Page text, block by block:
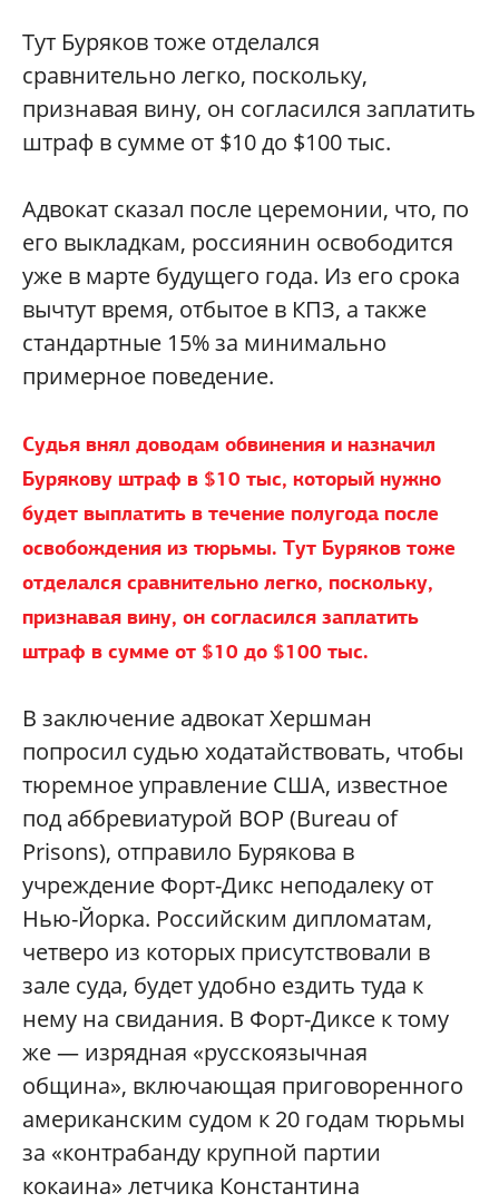
Тут Буряков тоже отделался
сравнительно легко, поскольку,
признавая вину, он согласился заплатить
штраф в сумме от $10 до $100 тыс.
Адвокат сказал после церемонии, что, по
его выкладкам, россиянин освободится
уже в марте будущего года. Из его срока
вычтут время, отбытое в КПЗ, а также
стандартные 15% за минимально
примерное поведение.
Судья внял доводам обвинения и назначил
Бурякову штраф в $10 тыс, который нужно
будет выплатить в течение полугода после
освобождения из тюрьмы. Тут Буряков тоже
отделался сравнительно легко, поскольку,
признавая вину, он согласился заплатить
штраф в сумме от $10 до $100 тыс.
В заключение адвокат Хершман
попросил судью ходатайствовать, чтобы
тюремное управление США, известное
под аббревиатурой ВОР (Bureau of
Prisons), отправило Бурякова в
учреждение Форт-Дикс неподалеку от
Нью-Йорка. Российским дипломатам,
четверо из которых присутствовали в
зале суда, будет удобно ездить туда к
нему на свидания. В Форт-Диксе к тому
же — изрядная «русскоязычная
община», включающая приговоренного
американским судом к 20 годам тюрьмы
за «контрабанду крупной партии
кокаина» летчика Константина